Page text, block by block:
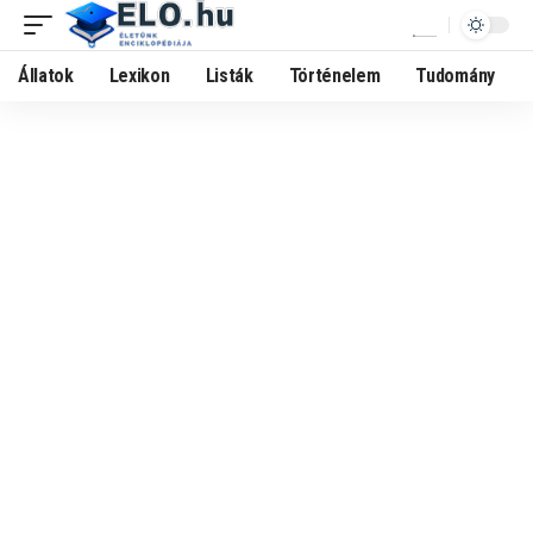
Állatok Lexikon Listák Történelem Tudomány